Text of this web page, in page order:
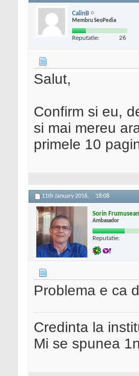
CalinB
Membru SeoPedia
Reputatie: 26
Salut,
Confirm si eu,
si mai mereu
primele 10
11th January 2016, 18:08
Sorin
Ambasador
Reputatie:
Problema e ca
Credinta la
Mi se spunea